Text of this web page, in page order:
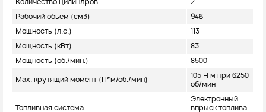
Количество цилиндров 2
Рабочий объем (см3) 946
Мощность (л.с.) 113
Мощность (кВт) 83
Мощность (об./мин.) 8500
Max. крутящий момент (H*м/об./мин)
105 Н∙м при 6250
об/мин
Топливная система
Электронный
впрыск топлива